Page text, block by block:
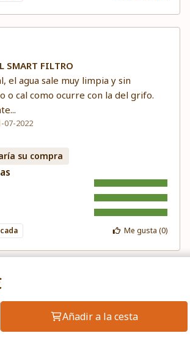
SMART FILTRO
el agua sale muy limpia y sin
o cal como ocurre con la del grifo.
...
07-2022
su compra
Me gusta (0)
El agua que sale es de muy buena
el tratamiento que hace. Es un
Añadir a la cesta